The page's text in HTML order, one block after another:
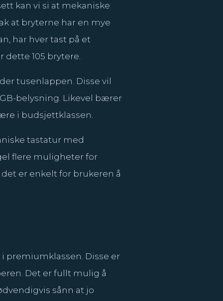
kan vi si at mekaniske
at bryterne har en mye
har hver tast på et
dette 105 brytere.
tusenlappen. Disse vil
belysning. Likevel bærer
i budsjettklassen.
tastatur med
flere muligheter for
er enkelt for brukeren å
premiumklassen. Disse er
Det er fullt mulig å
sånn at jo